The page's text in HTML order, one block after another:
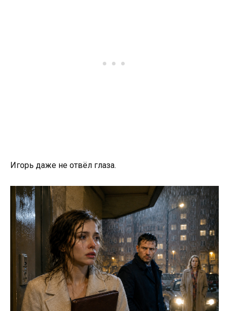
Игорь даже не отвёл глаза.